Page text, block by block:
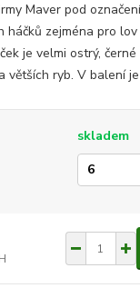
Maver pod
háčků zejména pro
je velmi ostrý,
větších ryb. V balení
skladem